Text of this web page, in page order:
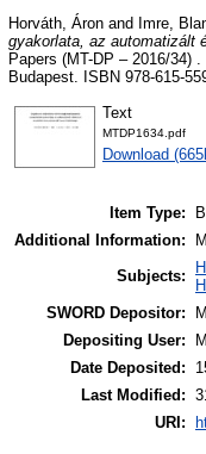
Horváth, Áron and Imre,
gyakorlata, az automatizált
Papers (MT-DP – 2016/34)
Budapest. ISBN 978-615-
Text
MTDP1634.pdf
Download
Item Type:
Additional Information:
Subjects:
SWORD Depositor:
Depositing User:
Date Deposited:
Last Modified:
URI: